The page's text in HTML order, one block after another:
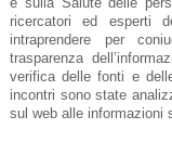
ricercatori ed esperti
intraprendere per
trasparenza
verifica delle fonti e
incontri sono state
sul web alle informazioni